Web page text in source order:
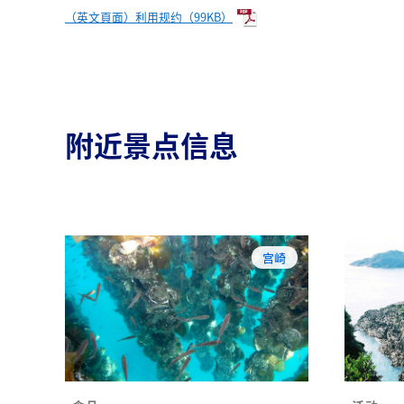
（英文頁面）利用规约（99KB）
附近景点信息
宫崎